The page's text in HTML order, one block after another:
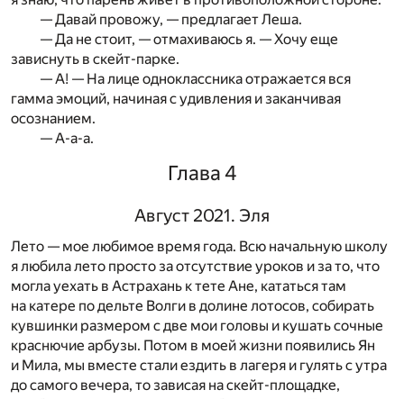
— Давай провожу, — предлагает Леша.
— Да не стоит, — отмахиваюсь я. — Хочу еще
зависнуть в скейт-парке.
— А! — На лице одноклассника отражается вся
гамма эмоций, начиная с удивления и заканчивая
осознанием.
— А-а-а.
Глава 4
Август 2021. Эля
Лето — мое любимое время года. Всю начальную школу
я любила лето просто за отсутствие уроков и за то, что
могла уехать в Астрахань к тете Ане, кататься там
на катере по дельте Волги в долине лотосов, собирать
кувшинки размером с две мои головы и кушать сочные
краснючие арбузы. Потом в моей жизни появились Ян
и Мила, мы вместе стали ездить в лагеря и гулять с утра
до самого вечера, то зависая на скейт-площадке,